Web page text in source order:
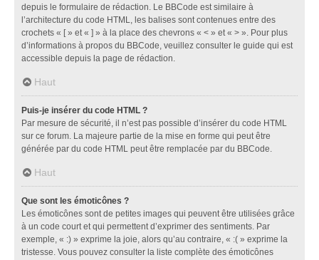
depuis le formulaire de rédaction. Le BBCode est similaire à
l’architecture du code HTML, les balises sont contenues entre des
crochets « [ » et « ] » à la place des chevrons « < » et « > ». Pour plus
d’informations à propos du BBCode, veuillez consulter le guide qui est
accessible depuis la page de rédaction.
Haut
Puis-je insérer du code HTML ?
Par mesure de sécurité, il n’est pas possible d’insérer du code HTML
sur ce forum. La majeure partie de la mise en forme qui peut être
générée par du code HTML peut être remplacée par du BBCode.
Haut
Que sont les émoticônes ?
Les émoticônes sont de petites images qui peuvent être utilisées grâce
à un code court et qui permettent d’exprimer des sentiments. Par
exemple, « :) » exprime la joie, alors qu’au contraire, « :( » exprime la
tristesse. Vous pouvez consulter la liste complète des émoticônes